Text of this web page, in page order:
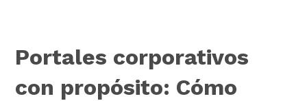
Portales corporativos
con propósito: Cómo